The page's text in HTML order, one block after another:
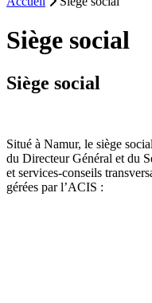
Siège social
Siège social
Situé à Namur, le siège
du Directeur Général et du
et services-conseils
gérées par l’ACIS :